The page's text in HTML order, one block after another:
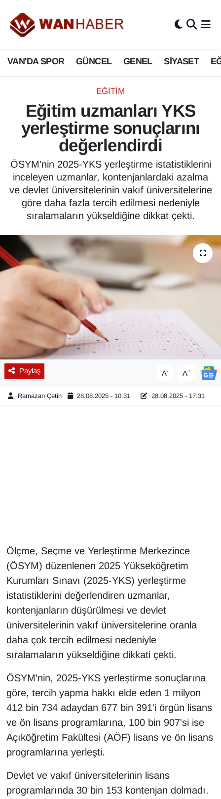
VAN'DA SPOR GÜNCEL GENEL SİYASET
EĞİTİM
Eğitim uzmanları YKS
yerleştirme sonuçlarını
değerlendirdi
ÖSYM'nin 2025-YKS yerleştirme istatistiklerini
inceleyen uzmanlar, kontenjanlardaki azalma
ve devlet üniversitelerinin vakıf üniversitelerine
göre daha fazla tercih edilmesi nedeniyle
sıralamaların yükseldiğine dikkat çekti.
Paylaş A- A+
Ramazan Çetin 28.08.2025 - 10:31 28.08.2025 - 17:31
Ölçme, Seçme ve Yerleştirme Merkezince
(ÖSYM) düzenlenen 2025 Yükseköğretim
Kurumları Sınavı (2025-YKS) yerleştirme
istatistiklerini değerlendiren uzmanlar,
kontenjanların düşürülmesi ve devlet
üniversitelerinin vakıf üniversitelerine oranla
daha çok tercih edilmesi nedeniyle
sıralamaların yükseldiğine dikkati çekti.
ÖSYM'nin, 2025-YKS yerleştirme sonuçlarına
göre, tercih yapma hakkı elde eden 1 milyon
412 bin 734 adaydan 677 bin 391'i örgün lisans
ve ön lisans programlarına, 100 bin 907'si ise
Açıköğretim Fakültesi (AÖF) lisans ve ön lisans
programlarına yerleşti.
Devlet ve vakıf üniversitelerinin lisans
programlarında 30 bin 153 kontenjan dolmadı.
3.SAYFA
ASAYİŞ
BİLİM VE TEKNOLOJİ
Biyografi
Bölge Haberleri
ÇEVRE
Deprem
Dernekler, Odalar
Diğer
DÜNYA
EĞİTİM
EKONOMİ
Eleman
Emlak
En çok konuşulanlar
Kadın
Kamu Alımları
Kim Kimdir?
Kültür & Sanat
MAGAZİN
MEDYA
ONE EKONOMİ
Resmi İlanlar
Van Nöbetçi Eczaneler
Van Hava Durumu
Van Namaz Vakitleri
Van Trafik Yoğunluk Haritası
Süper Lig Puan Durumu ve Fikstür
Tüm Manşetler
Son Dakika Haberleri
Haber Arşivi